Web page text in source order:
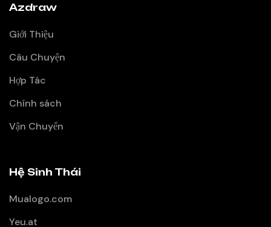
Azdraw
Giới Thiệu
Câu Chuyện
Hợp Tác
Chính sách
Vận Chuyển
Hệ Sinh Thái
Mualogo.com
Yeu.at